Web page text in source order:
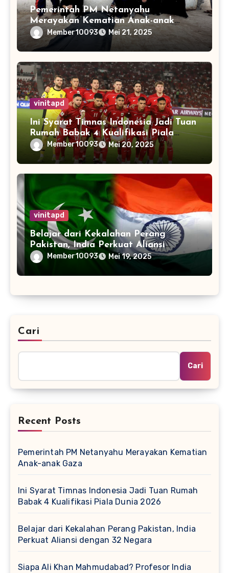
Pemerintah PM Netanyahu
Merayakan Kematian Anak-anak
GazaMember10093 Mei 21, 2025
vinitapd
Ini Syarat Timnas Indonesia Jadi Tuan
Rumah Babak 4 Kualifikasi Piala
Dunia 2026
Member10093 Mei 20, 2025
vinitapd
Belajar dari Kekalahan Perang
Pakistan, India Perkuat Aliansi
dengan 32 Negara
Member10093 Mei 19, 2025
Cari
Cari
Recent Posts
Pemerintah PM Netanyahu Merayakan Kematian
Anak-anak Gaza
Ini Syarat Timnas Indonesia Jadi Tuan Rumah
Babak 4 Kualifikasi Piala Dunia 2026
Belajar dari Kekalahan Perang Pakistan, India
Perkuat Aliansi dengan 32 Negara
Siapa Ali Khan Mahmudabad? Profesor India